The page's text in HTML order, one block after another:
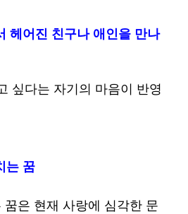
헤어진 친구나 애인을 만나
싶다는 자기의 마음이 반영
는 꿈
은 현재 사랑에 심각한 문